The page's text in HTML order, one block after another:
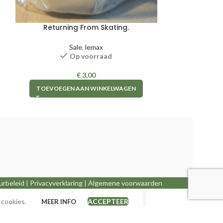
Returning From Skating.
Sale,lemax
Op voorraad
€3,00
TOEVOEGEN AAN WINKELWAGEN
| Privacyverklaring | Algemene voorwaarden
MEER INFO ACCEPTEER